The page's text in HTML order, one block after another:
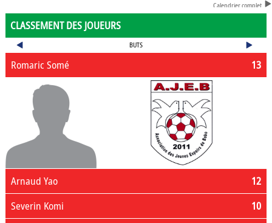
Calendrier complet
CLASSEMENT DES JOUEURS
BUTS
13
Romaric Somé
12
Arnaud Yao
10
Severin Komi